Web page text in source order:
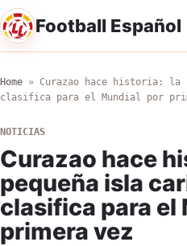
Football Español
Home » Curazao hace historia: la
clasifica para el Mundial por
NOTICIAS
Curazao hace
pequeña isla
clasifica para el
primera vez